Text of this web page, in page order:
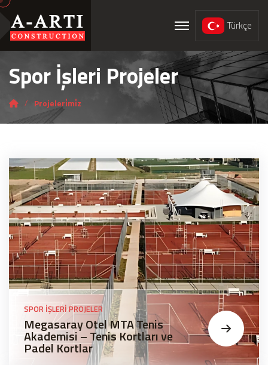
Türkçe
Spor İşleri Projeler
Projeleri̇mi̇z
SPOR İŞLERI PROJELER
Megasaray Otel MTA Tenis
Akademisi – Tenis Kortları ve
Padel Kortlar